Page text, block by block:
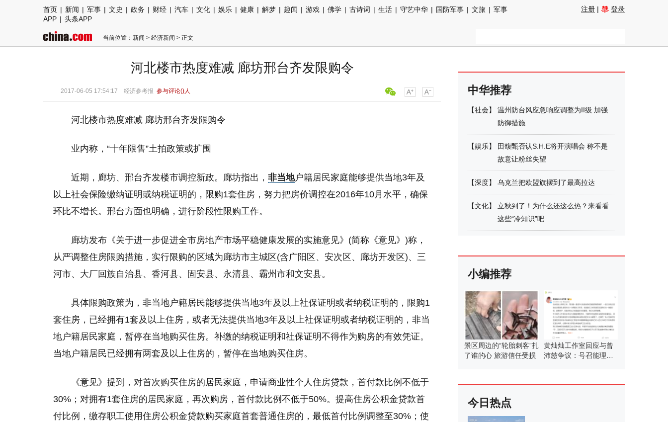
首页 | 新闻 | 军事 | 文史 | 政务 | 财经 | 汽车 | 文化 | 娱乐 | 健康 | 解梦 | 趣闻 | 游戏 | 佛学 | 古诗词 | 生活 | 守艺中华 | 国防军事 | 文旅 | 军事
APP | 头条APP
注册 | 登录
当前位置： 新闻 > 经济新闻 > 正文
河北楼市热度难减 廊坊邢台齐发限购令
2017-06-05 17:54:17 经济参考报 参与评论()人
河北楼市热度难减 廊坊邢台齐发限购令
业内称，“十年限售”土拍政策或扩围
近期，廊坊、邢台齐发楼市调控新政。廊坊指出， 非当地户籍居民家庭能够提供当地3年及
以上社会保险缴纳证明或纳税证明的，限购1套住房，努力把房价调控在2016年10月水平，确保
环比不增长。邢台方面也明确，进行阶段性限购工作。
廊坊发布《关于进一步促进全市房地产市场平稳健康发展的实施意见》(简称《意见》)称，
从严调整住房限购措施，实行限购的区域为廊坊市主城区(含广阳区、安次区、廊坊开发区)、三
河市、大厂回族自治县、香河县、固安县、永清县、霸州市和文安县。
具体限购政策为，非当地户籍居民能够提供当地3年及以上社保证明或者纳税证明的，限购1
套住房，已经拥有1套及以上住房，或者无法提供当地3年及以上社保证明或者纳税证明的，非当
地户籍居民家庭，暂停在当地购买住房。补缴的纳税证明和社保证明不得作为购房的有效凭证。
当地户籍居民已经拥有两套及以上住房的，暂停在当地购买住房。
《意见》提到，对首次购买住房的居民家庭，申请商业性个人住房贷款，首付款比例不低于
30%；对拥有1套住房的居民家庭，再次购房，首付款比例不低于50%。提高住房公积金贷款首
付比例，缴存职工使用住房公积金贷款购买家庭首套普通住房的，最低首付比例调整至30%；使
中华推荐
【社会】
温州防台风应急响应调整为II级 加强
防御措施
【娱乐】
田馥甄否认S.H.E将开演唱会 称不是
故意让粉丝失望
【深度】 乌克兰把欧盟旗摆到了最高拉达
【文化】
立秋到了！为什么还这么热？来看看
这些“冷知识”吧
小编推荐
景区周边的“轮胎刺客”扎
了谁的心 旅游信任受损
黄灿灿工作室回应与曾
沛慈争议：号召能理智
今日热点